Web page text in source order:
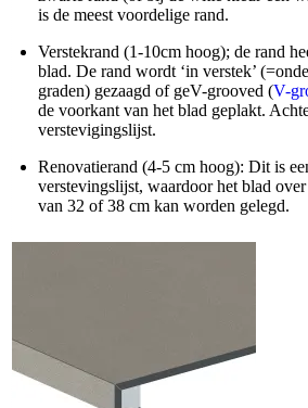
is de meest voordelige rand.
Verstekrand (1-10cm hoog); de rand
blad. De rand wordt ‘in verstek’
graden) gezaagd of geV-grooved (V-
de voorkant van het blad geplakt.
verstevigingslijst.
Renovatierand (4-5 cm hoog): Dit is
verstevingslijst, waardoor het blad
van 32 of 38 cm kan worden gelegd.